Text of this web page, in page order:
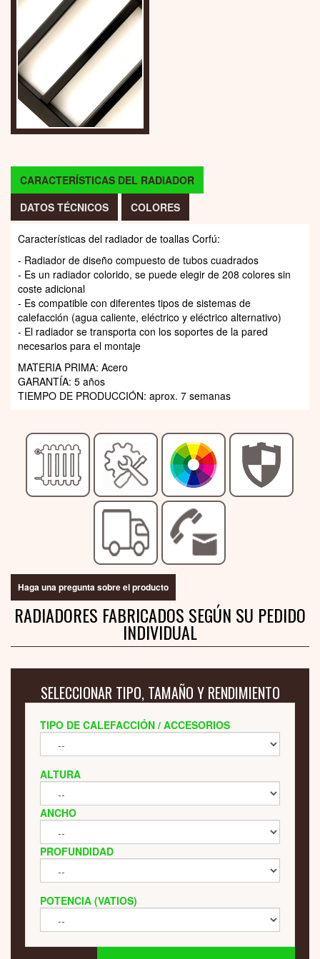
CARACTERÍSTICAS DEL RADIADOR
DATOS TÉCNICOS
COLORES
Características del radiador de toallas Corfú:
- Radiador de diseño compuesto de tubos cuadrados
- Es un radiador colorido, se puede elegir de 208 colores sin
coste adicional
- Es compatible con diferentes tipos de sistemas de
calefacción (agua caliente, eléctrico y eléctrico alternativo)
- El radiador se transporta con los soportes de la pared
necesarios para el montaje
MATERIA PRIMA: Acero
GARANTÍA: 5 años
TIEMPO DE PRODUCCIÓN: aprox. 7 semanas
Haga una pregunta sobre el producto
RADIADORES FABRICADOS SEGÚN SU PEDIDO
INDIVIDUAL
SELECCIONAR TIPO, TAMAÑO Y RENDIMIENTO
TIPO DE CALEFACCIÓN / ACCESORIOS
ALTURA
ANCHO
PROFUNDIDAD
POTENCIA (VATIOS)